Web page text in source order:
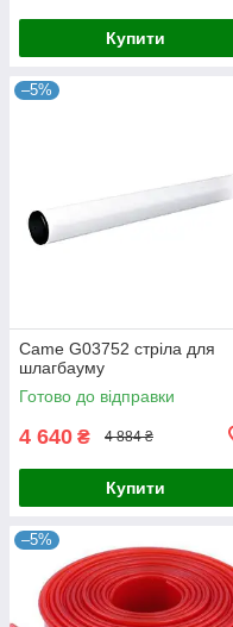
Купити
–5%
Came G03752 стріла для
шлагбауму
Готово до відправки
4 640 ₴ 4 884 ₴
Купити
–5%